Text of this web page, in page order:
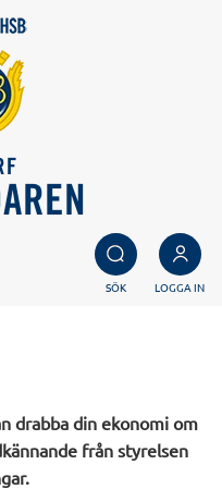
SÖK LOGGA IN
drabba din ekonomi om
från styrelsen